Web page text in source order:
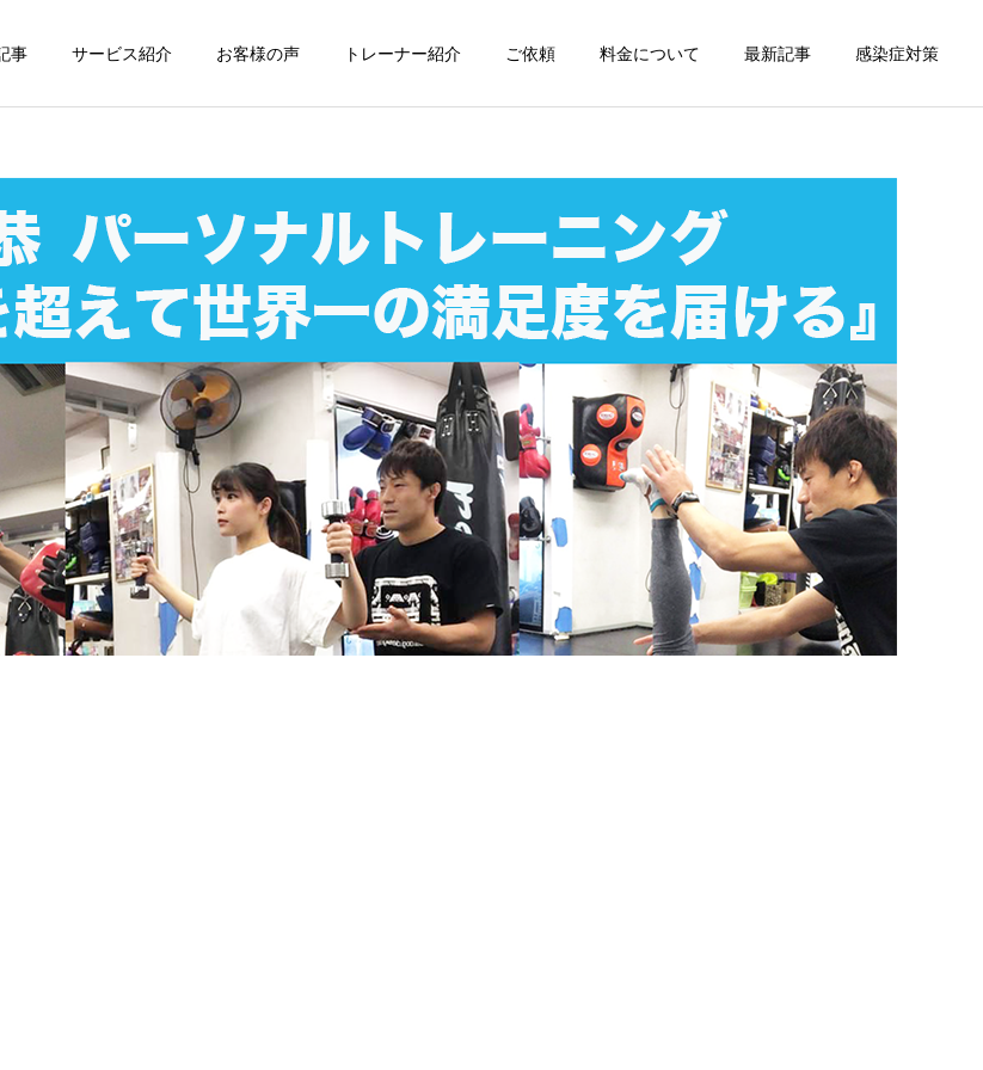
事 サービス紹介 お客様の声 トレーナー紹介 ご依頼 料金について 最新記事 感染症対策
詳細を見る
運動・体操教室 グループレッスン
トレーニ
ルトレーナーの選
敗しない7つの確
トを元日本王者が
パーソナルトレーニ
勝どきでキックボクシング
をマンツーマンで習えます
か？｜元日本王者が教える
中央区のパーソナル
出張パーソナルトレ
部屋が狭くても出張パーソ
ナルは受けられる？｜東京
出張キックボクシング 元日
本王者
出張パーソナルトレ
パーソナルって結局いくら
かかるの？ ジムと出張で何
が違うの？